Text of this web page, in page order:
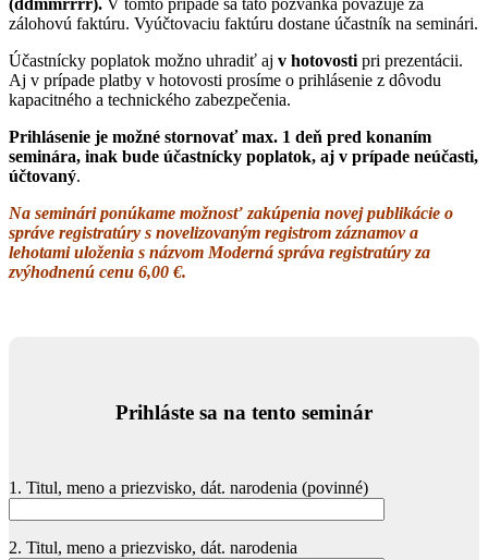
(ddmmrrrr). V tomto prípade sa táto pozvánka považuje za
zálohovú faktúru. Vyúčtovaciu faktúru dostane účastník na seminári.
Účastnícky poplatok možno uhradiť aj v hotovosti pri prezentácii.
Aj v prípade platby v hotovosti prosíme o prihlásenie z dôvodu
kapacitného a technického zabezpečenia.
Prihlásenie je možné stornovať max. 1 deň pred konaním
seminára, inak bude účastnícky poplatok, aj v prípade neúčasti,
účtovaný.
Na seminári ponúkame možnosť zakúpenia novej publikácie o
správe registratúry s novelizovaným registrom záznamov a
lehotami uloženia s názvom Moderná správa registratúry za
zvýhodnenú cenu 6,00 €.
Prihláste sa na tento seminár
1. Titul, meno a priezvisko, dát. narodenia (povinné)
2. Titul, meno a priezvisko, dát. narodenia